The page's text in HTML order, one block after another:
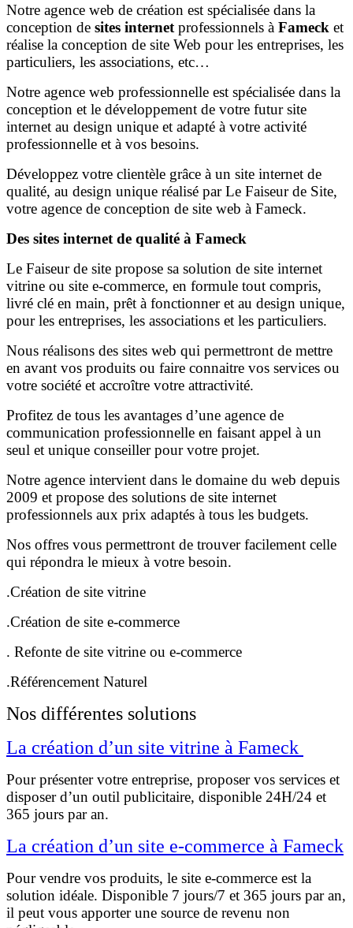
Notre agence web de création est spécialisée dans la
conception de sites internet professionnels à Fameck et
réalise la conception de site Web pour les entreprises, les
particuliers, les associations, etc…
Notre agence web professionnelle est spécialisée dans la
conception et le développement de votre futur site
internet au design unique et adapté à votre activité
professionnelle et à vos besoins.
Développez votre clientèle grâce à un site internet de
qualité, au design unique réalisé par Le Faiseur de Site,
votre agence de conception de site web à Fameck.
Des sites internet de qualité à Fameck
Le Faiseur de site propose sa solution de site internet
vitrine ou site e-commerce, en formule tout compris,
livré clé en main, prêt à fonctionner et au design unique,
pour les entreprises, les associations et les particuliers.
Nous réalisons des sites web qui permettront de mettre
en avant vos produits ou faire connaitre vos services ou
votre société et accroître votre attractivité.
Profitez de tous les avantages d’une agence de
communication professionnelle en faisant appel à un
seul et unique conseiller pour votre projet.
Notre agence intervient dans le domaine du web depuis
2009 et propose des solutions de site internet
professionnels aux prix adaptés à tous les budgets.
Nos offres vous permettront de trouver facilement celle
qui répondra le mieux à votre besoin.
.Création de site vitrine
.Création de site e-commerce
. Refonte de site vitrine ou e-commerce
.Référencement Naturel
Nos différentes solutions
La création d’un site vitrine à Fameck
Pour présenter votre entreprise, proposer vos services et
disposer d’un outil publicitaire, disponible 24H/24 et
365 jours par an.
La création d’un site e-commerce à Fameck
Pour vendre vos produits, le site e-commerce est la
solution idéale. Disponible 7 jours/7 et 365 jours par an,
il peut vous apporter une source de revenu non